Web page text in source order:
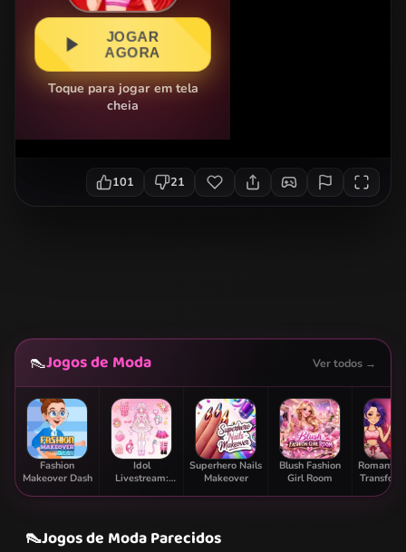
JOGAR
AGORA
Toque para jogar em tela
cheia
101 21
👠Jogos de Moda Ver todos →
Fashion
Makeover Dash
Idol
Livestream:
Superhero Nails
Makeover
Blush Fashion
Girl Room
Romantic
👠Jogos de Moda Parecidos